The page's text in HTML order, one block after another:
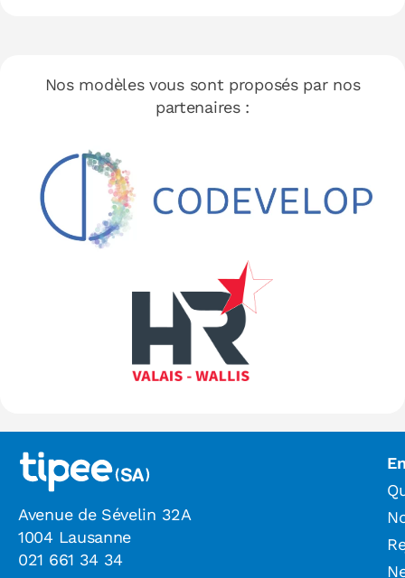
Nos modèles vous sont proposés par nos
partenaires :
Avenue de Sévelin 32A
1004 Lausanne
021 661 34 34